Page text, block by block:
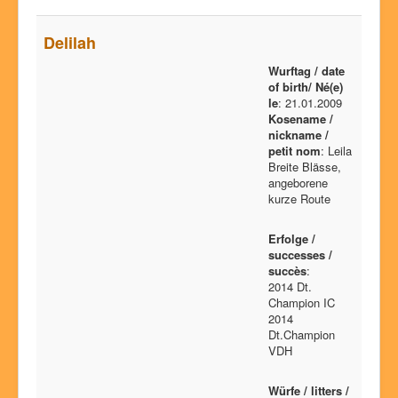
Delilah
Wurftag / date
of birth/ Né(e)
le: 21.01.2009
Kosename /
nickname /
petit nom: Leila
Breite Blässe,
angeborene
kurze Route
Erfolge /
successes /
succès:
2014 Dt.
Champion IC
2014
Dt.Champion
VDH
Würfe / litters /